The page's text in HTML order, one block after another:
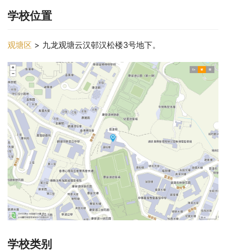
学校位置
观塘区 > 九龙观塘云汉邨汉松楼3号地下。
学校类别